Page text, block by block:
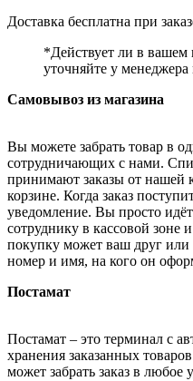
Доставка бесплатна при
*Действует ли в вашем
уточняйте у менеджера
Самовывоз из магазина
Вы можете забрать товар в
сотрудничающих с нами.
принимают заказы от нашей
корзине. Когда заказ
уведомление. Вы просто
сотруднику в кассовой зоне
покупку может ваш друг или
номер и имя, на кого он
Постамат
Постамат – это терминал с
хранения заказанных
может забрать заказ в любое